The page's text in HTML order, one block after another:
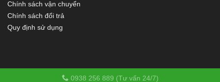
Chính sách vận chuyển
Chính sách đổi trả
Quy định sử dụng
0938 256 889 (Tư vấn 24/7)